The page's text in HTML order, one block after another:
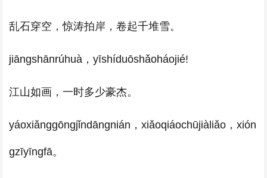
乱石穿空，惊涛拍岸，卷起千堆雪。
jiāngshānrúhuà，yīshíduōshǎoháojié!
江山如画，一时多少豪杰。
yáoxiǎnggōngjǐndāngnián，xiǎoqiáochūjiàliǎo，xión
gzīyīngfā。